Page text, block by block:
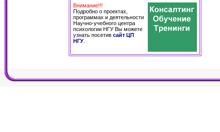
Внимание!!!
Подробно о проектах,
программах и деятельности
Научно-учебного центра
психологии НГУ Вы можете
узнать посетив сайт ЦП
НГУ.